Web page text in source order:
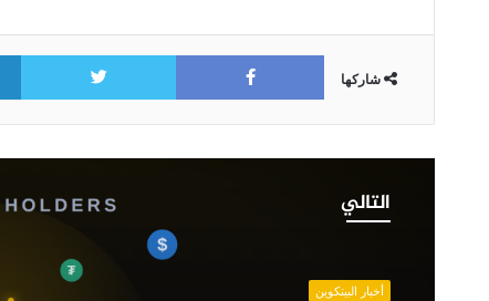
شاركها
Facebook
التالي
أخبار البيتكوين